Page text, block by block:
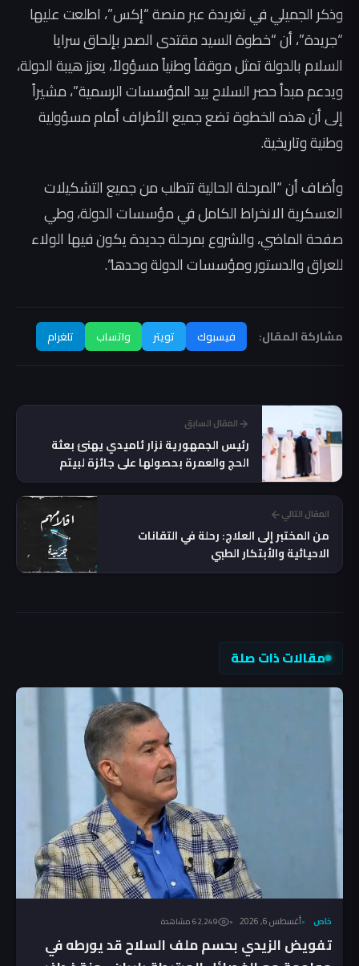
وذكر الجميلي في تغريدة عبر منصة “إكس”، اطلعت عليها
“جريدة”، أن “خطوة السيد مقتدى الصدر بإلحاق سرايا
السلام بالدولة تمثل موقفاً وطنياً مسؤولاً، يعزز هيبة الدولة،
ويدعم مبدأ حصر السلاح بيد المؤسسات الرسمية”، مشيراً
إلى أن هذه الخطوة تضع جميع الأطراف أمام مسؤولية
وطنية وتاريخية.
وأضاف أن “المرحلة الحالية تتطلب من جميع التشكيلات
العسكرية الانخراط الكامل في مؤسسات الدولة، وطي
صفحة الماضي، والشروع بمرحلة جديدة يكون فيها الولاء
للعراق والدستور ومؤسسات الدولة وحدها”.
مشاركة المقال: فيسبوك تويتر واتساب تلغرام
المقال السابق
رئيس الجمهورية نزار ئاميدي يهنئ بعثة
الحج والعمرة بحصولها على جائزة لبيتم
المقال التالي
من المختبر إلى العلاج: رحلة في التقانات
الاحيائية والأبتكار الطبي
مقالات ذات صلة
خاص أغسطس 6, 2026 62٬249 مشاهدة
تفويض الزيدي بحسم ملف السلاح قد يورطه في